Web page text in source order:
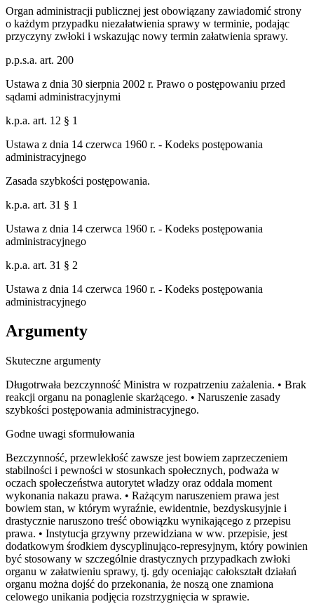
Organ administracji publicznej jest obowiązany zawiadomić strony
o każdym przypadku niezałatwienia sprawy w terminie, podając
przyczyny zwłoki i wskazując nowy termin załatwienia sprawy.
p.p.s.a. art. 200
Ustawa z dnia 30 sierpnia 2002 r. Prawo o postępowaniu przed
sądami administracyjnymi
k.p.a. art. 12 § 1
Ustawa z dnia 14 czerwca 1960 r. - Kodeks postępowania
administracyjnego
Zasada szybkości postępowania.
k.p.a. art. 31 § 1
Ustawa z dnia 14 czerwca 1960 r. - Kodeks postępowania
administracyjnego
k.p.a. art. 31 § 2
Ustawa z dnia 14 czerwca 1960 r. - Kodeks postępowania
administracyjnego
Argumenty
Skuteczne argumenty
Długotrwała bezczynność Ministra w rozpatrzeniu zażalenia. • Brak
reakcji organu na ponaglenie skarżącego. • Naruszenie zasady
szybkości postępowania administracyjnego.
Godne uwagi sformułowania
Bezczynność, przewlekłość zawsze jest bowiem zaprzeczeniem
stabilności i pewności w stosunkach społecznych, podważa w
oczach społeczeństwa autorytet władzy oraz oddala moment
wykonania nakazu prawa. • Rażącym naruszeniem prawa jest
bowiem stan, w którym wyraźnie, ewidentnie, bezdyskusyjnie i
drastycznie naruszono treść obowiązku wynikającego z przepisu
prawa. • Instytucja grzywny przewidziana w ww. przepisie, jest
dodatkowym środkiem dyscyplinująco-represyjnym, który powinien
być stosowany w szczególnie drastycznych przypadkach zwłoki
organu w załatwieniu sprawy, tj. gdy oceniając całokształt działań
organu można dojść do przekonania, że noszą one znamiona
celowego unikania podjęcia rozstrzygnięcia w sprawie.